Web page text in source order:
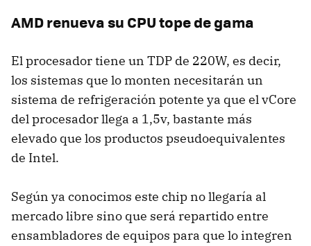
AMD renueva su CPU tope de gama
El procesador tiene un TDP de 220W, es decir,
los sistemas que lo monten necesitarán un
sistema de refrigeración potente ya que el vCore
del procesador llega a 1,5v, bastante más
elevado que los productos pseudoequivalentes
de Intel.
Según ya conocimos este chip no llegaría al
mercado libre sino que será repartido entre
ensambladores de equipos para que lo integren